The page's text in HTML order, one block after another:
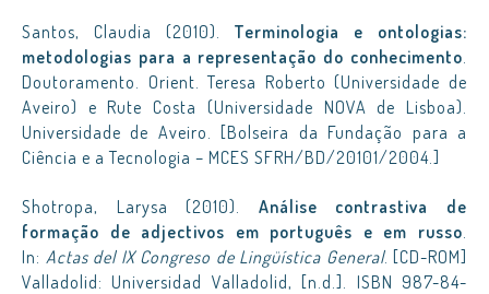
Santos, Claudia (2010). Terminologia e ontologias:
metodologias para a representação do conhecimento.
Doutoramento. Orient. Teresa Roberto (Universidade de
Aveiro) e Rute Costa (Universidade NOVA de Lisboa).
Universidade de Aveiro. [Bolseira da Fundação para a
Ciência e a Tecnologia – MCES SFRH/BD/20101/2004.]
Shotropa, Larysa (2010). Análise contrastiva de
formação de adjectivos em português e em russo.
In: Actas del IX Congreso de Lingüística General. [CD-ROM]
Valladolid: Universidad Valladolid, [n.d.]. ISBN 987-84-